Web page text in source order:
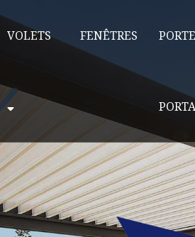
VOLETS FENÊTRES